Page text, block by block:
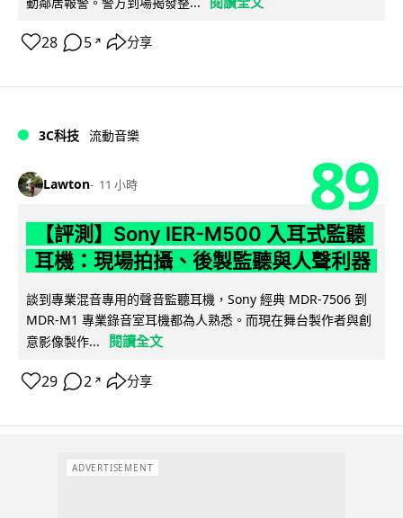
28 5 ↗ 分享
3C科技 流動音樂
Lawton 11 小時 89
【評測】Sony IER-M500 入耳式監聽
耳機：現場拍攝、後製監聽與人聲利器
談到專業混音專用的聲音監聽耳機，Sony 經典 MDR-7506 到
MDR-M1 專業錄音室耳機都為人熟悉。而現在舞台製作者與創
意影像製作...
閱讀全文
29 2 ↗ 分享
ADVERTISEMENT